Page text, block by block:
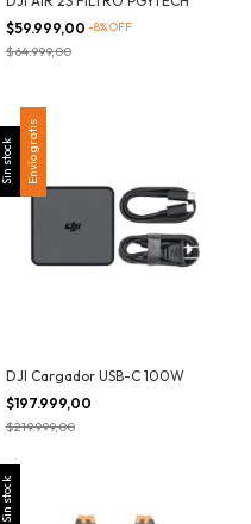
$59.999,00 -8%OFF
$64.999,00
Sin stock Envío gratis
DJI Cargador USB-C 100W
$197.999,00
$219.999,00
Sin stock